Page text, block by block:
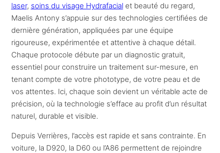
laser, soins du visage Hydrafacialet beauté du regard,
Maelis Antony s’appuie sur des technologies certifiées de
dernière génération, appliquées par une équipe
rigoureuse, expérimentée et attentive à chaque détail.
Chaque protocole débute par un diagnostic gratuit,
essentiel pour construire un traitement sur-mesure, en
tenant compte de votre phototype, de votre peau et de
vos attentes. Ici, chaque soin devient un véritable acte de
précision, où la technologie s’efface au profit d’un résultat
naturel, durable et visible.
Depuis Verrières, l’accès est rapide et sans contrainte. En
voiture, la D920, la D60 ou l’A86 permettent de rejoindre